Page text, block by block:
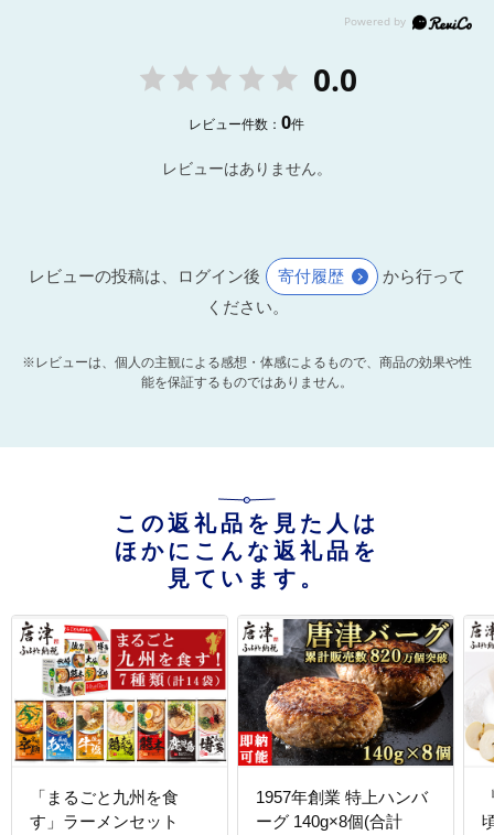
0.0
レビュー件数：0件
レビューはありません。
レビューの投稿は、ログイン後 寄付履歴
から行って
ください。
※レビューは、個人の主観による感想・体感によるもので、商品の効果や性
能を保証するものではありません。
この返礼品を見た人は
ほかにこんな返礼品を
見ています。
「まるごと九州を食
す」ラーメンセット
1957年創業 特上ハンバ
ーグ 140g×8個(合計